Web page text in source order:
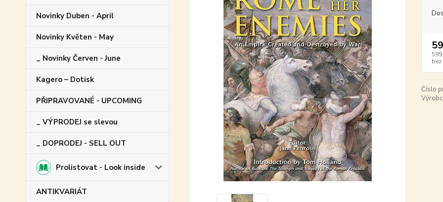
Novinky Duben - April
Novinky Květen - May
_ Novinky Červen - June
Kagero – Dotisk
PŘIPRAVOVANÉ - UPCOMING
_ VÝPRODEJ se slevou
_ DOPRODEJ - SELL OUT
Prolistovat - Look inside
ANTIKVARIÁT
bez
Číslo